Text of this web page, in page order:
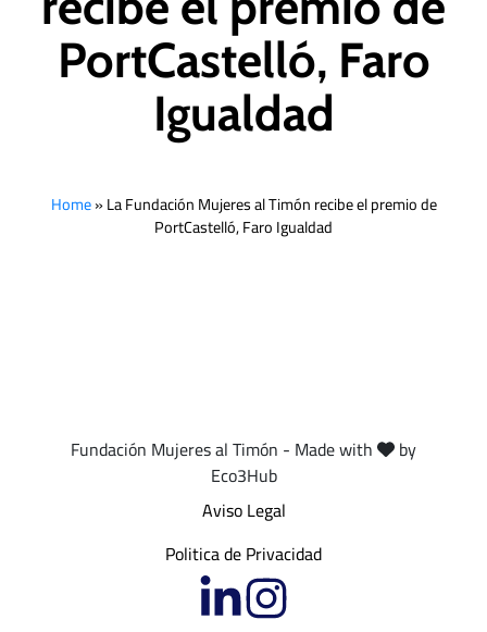
PortCastelló, Faro
Igualdad
Home»La Fundación Mujeres al Timón recibe el premio de
PortCastelló, Faro Igualdad
Aviso Legal
Politica de Privacidad
Fundación Mujeres al Timón - Made with
by
Eco3Hub